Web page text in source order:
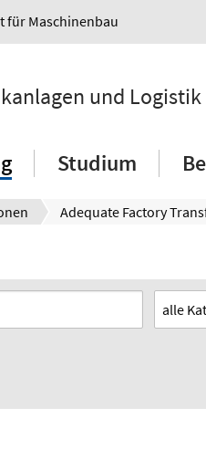
für Maschinenbau
und Logistik
Studium